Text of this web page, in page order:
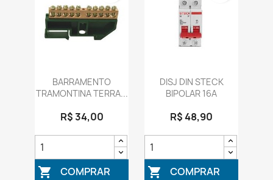
BARRAMENTO
TRAMONTINA TERRA...
R$ 34,00
 COMPRAR
DISJ DIN STECK
BIPOLAR 16A
R$ 48,90
 COMPRAR